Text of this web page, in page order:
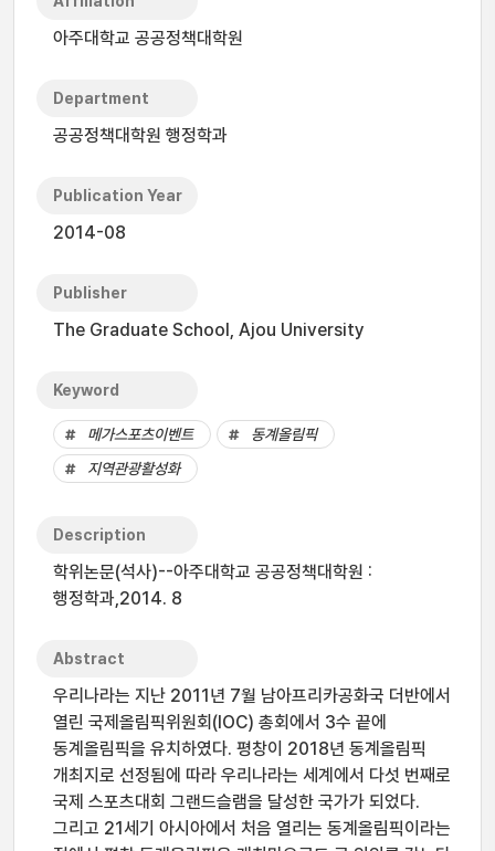
아주대학교 공공정책대학원
Department
공공정책대학원 행정학과
Publication Year
2014-08
Publisher
The Graduate School, Ajou University
Keyword
메가스포츠이벤트
동계올림픽
지역관광활성화
Description
학위논문(석사)--아주대학교 공공정책대학원 :
행정학과,2014. 8
Abstract
우리나라는 지난 2011년 7월 남아프리카공화국 더반에서
열린 국제올림픽위원회(IOC) 총회에서 3수 끝에
동계올림픽을 유치하였다. 평창이 2018년 동계올림픽
개최지로 선정됨에 따라 우리나라는 세계에서 다섯 번째로
국제 스포츠대회 그랜드슬램을 달성한 국가가 되었다.
그리고 21세기 아시아에서 처음 열리는 동계올림픽이라는